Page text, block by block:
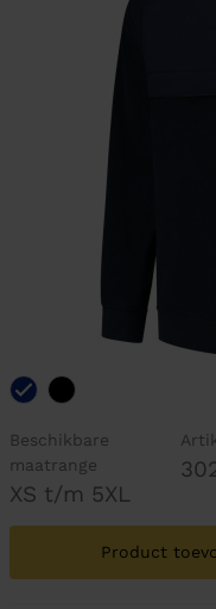
Beschikbare
maatrange
XS t/m 5XL
Product